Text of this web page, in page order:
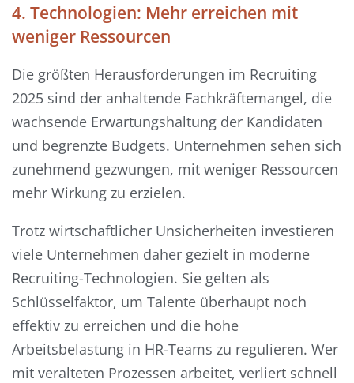
4. Technologien: Mehr erreichen mit
weniger Ressourcen
Die größten Herausforderungen im Recruiting
2025 sind der anhaltende Fachkräftemangel, die
wachsende Erwartungshaltung der Kandidaten
und begrenzte Budgets. Unternehmen sehen sich
zunehmend gezwungen, mit weniger Ressourcen
mehr Wirkung zu erzielen.
Trotz wirtschaftlicher Unsicherheiten investieren
viele Unternehmen daher gezielt in moderne
Recruiting-Technologien. Sie gelten als
Schlüsselfaktor, um Talente überhaupt noch
effektiv zu erreichen und die hohe
Arbeitsbelastung in HR-Teams zu regulieren. Wer
mit veralteten Prozessen arbeitet, verliert schnell